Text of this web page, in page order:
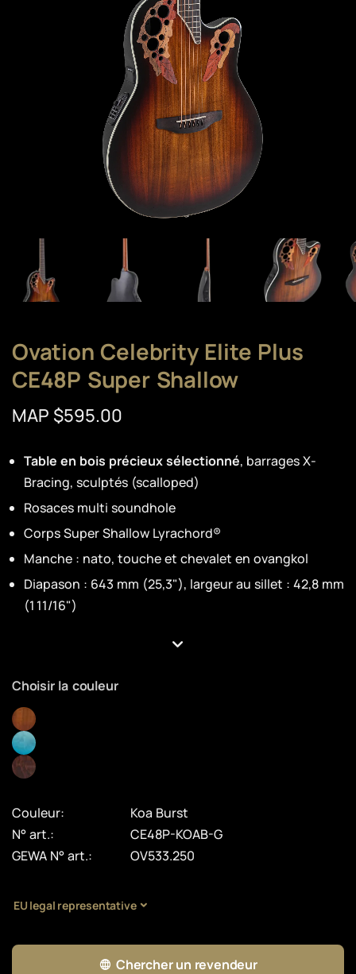
Ovation Celebrity Elite Plus
CE48P Super Shallow
MAP $595.00
Table en bois précieux sélectionné, barrages X-
Bracing, sculptés (scalloped)
Rosaces multi soundhole
Corps Super Shallow Lyrachord®
Manche : nato, touche et chevalet en ovangkol
Diapason : 643 mm (25,3"), largeur au sillet : 42,8 mm
(1 11/16")
Choisir la couleur
Couleur:
Koa Burst
N° art.:
CE48P-KOAB-G
GEWA N° art.:
OV533.250
EU legal representative
Chercher un revendeur